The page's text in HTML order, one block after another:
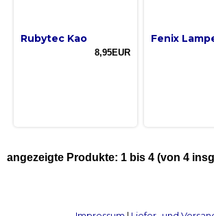
Rubytec Kao
8,95EUR
Fenix
angezeigte Produkte: 1 bis 4 (von 4